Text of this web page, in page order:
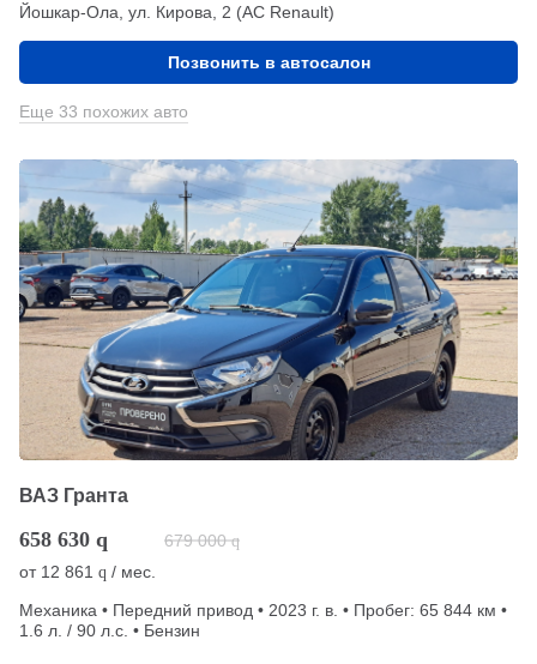
Йошкар-Ола, ул. Кирова, 2 (АС Renault)
Позвонить в автосалон
Еще 33 похожих авто
ВАЗ Гранта
658 630 q 679 000 q
от 12 861 q / мес.
Механика • Передний привод • 2023 г. в. • Пробег: 65 844 км •
1.6 л. / 90 л.с. • Бензин